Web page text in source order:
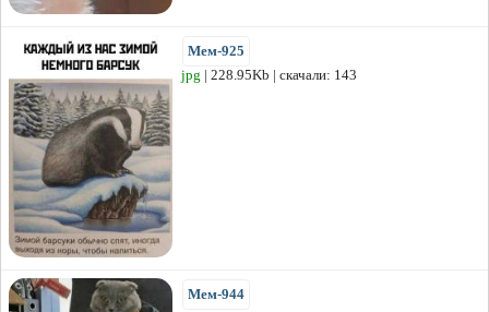
Мем-925
jpg | 228.95Kb | скачали: 143
Мем-944